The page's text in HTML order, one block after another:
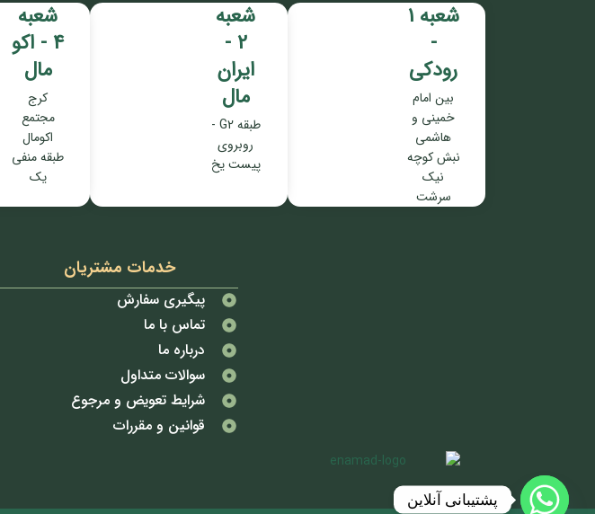
شعبه 1
-
رودکی
بین امام
خمینی و
هاشمی
نبش کوچه
نیک
سرشت
شعبه
2 -
ایران
مال
طبقه G2 -
روبروی
پیست یخ
شعبه
4 - اکو
مال
کرج
مجتمع
اکومال
طبقه منفی
یک
خدمات مشتریان
پیگیری سفارش
تماس با ما
درباره ما
سوالات متداول
شرایط تعویض و مرجوع
قوانین و مقررات
پشتیبانی آنلاین